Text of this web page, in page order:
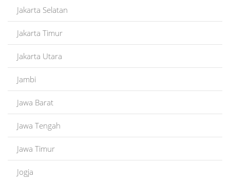
Jakarta Selatan
Jakarta Timur
Jakarta Utara
Jambi
Jawa Barat
Jawa Tengah
Jawa Timur
Jogja